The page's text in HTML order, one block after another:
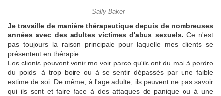
Sally Baker
Je travaille de manière thérapeutique depuis de nombreuses
années avec des adultes victimes d'abus sexuels. Ce n'est
pas toujours la raison principale pour laquelle mes clients se
présentent en thérapie.
Les clients peuvent venir me voir parce qu'ils ont du mal à perdre
du poids, à trop boire ou à se sentir dépassés par une faible
estime de soi. De même, à l'age adulte, ils peuvent ne pas savoir
qui ils sont et faire face à des attaques de panique ou à une